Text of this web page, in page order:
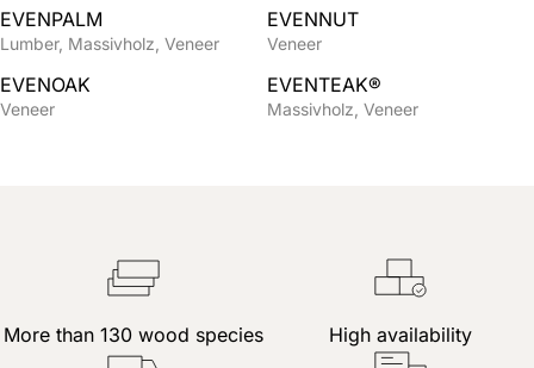
EVENPALM
Lumber Massivholz Veneer
EVENNUT
Veneer
EVENOAK
Veneer
EVENTEAK®
Massivholz Veneer
More than 130 wood species High availability